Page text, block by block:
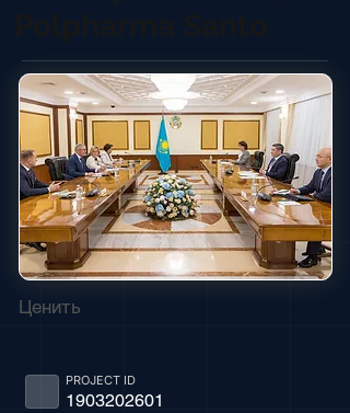
Ценить
1903202601
PROJECT ID